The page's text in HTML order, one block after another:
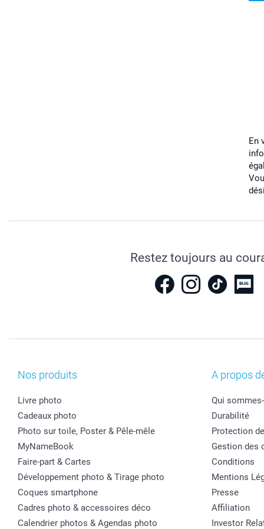
En
Restez toujours au
Nos produits
Livre photo
Cadeaux photo
Photo sur toile, Poster & Pêle-mêle
MyNameBook
Faire-part & Cartes
Développement photo & Tirage photo
Coques smartphone
Cadres photo & accessoires déco
Calendrier photos & Agendas photo
A propos
Qui
Durabilité
Protection
Gestion des
Conditions
Mentions
Presse
Affiliation
Investor